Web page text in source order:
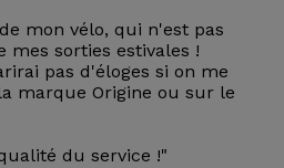
mon vélo, qui n'est pas
mes sorties estivales !
pas d'éloges si on me
marque Origine ou sur le
du service !"